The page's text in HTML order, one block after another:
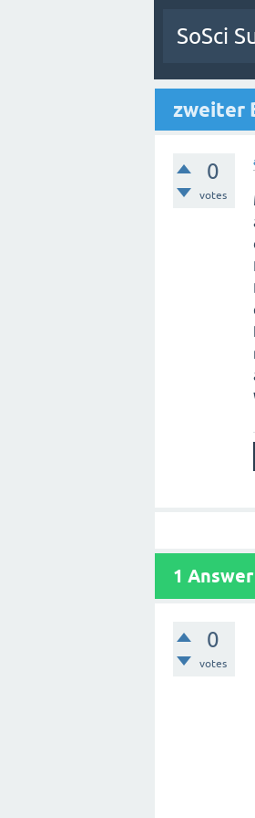
SoSci
zweiter
0
votes
1 Answer
0
votes